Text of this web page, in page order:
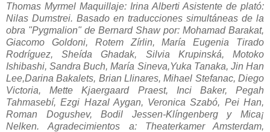
Thomas Myrmel Maquillaje: Irina Alberti Asistente de plató:
Nilas Dumstrei. Basado en traducciones simultáneas de la
obra "Pygmalion" de Bernard Shaw por: Mohamad Barakat,
Giacomo Goldoni, Rotem Zírlin, María Eugenia Tirado
Rodríguez, Sheída Ghadak, Silvia Krupinská, Motoko
Ishibashi, Sandra Buch, María Sineva,Yuka Tanaka, Jin Han
Lee,Darina Bakalets, Brian Llinares, Mihael Stefanac, Diego
Victoria, Mette Kjaergaard Praest, Inci Baker, Pegah
Tahmasebí, Ezgi Hazal Aygan, Veronica Szabó, Pei Han,
Roman Dogushev, Bodil Jessen-Klíngenberg y Mica¡
Nelken.Agradecimientos a: Theaterkamer Amsterdam,